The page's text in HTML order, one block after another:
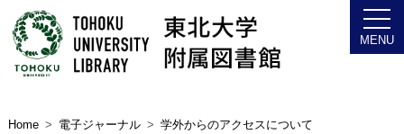
Home 電子ジャーナル 学外からのアクセスについて